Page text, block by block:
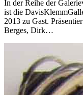
In der Reihe der
ist die
2013 zu Gast.
Berges, Dirk…